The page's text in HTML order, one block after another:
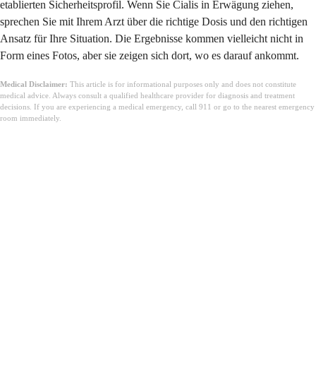
etablierten Sicherheitsprofil. Wenn Sie Cialis in Erwägung ziehen,
sprechen Sie mit Ihrem Arzt über die richtige Dosis und den richtigen
Ansatz für Ihre Situation. Die Ergebnisse kommen vielleicht nicht in
Form eines Fotos, aber sie zeigen sich dort, wo es darauf ankommt.
Medical Disclaimer: This article is for informational purposes only and does not constitute
medical advice. Always consult a qualified healthcare provider for diagnosis and treatment
decisions. If you are experiencing a medical emergency, call 911 or go to the nearest emergency
room immediately.